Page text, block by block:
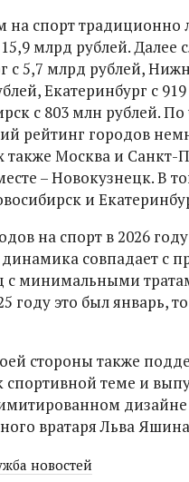
на спорт традиционно
млрд рублей. Далее
с 5,7 млрд рублей,
Екатеринбург с
с 803 млн рублей. По
рейтинг городов
также Москва и Санкт-
– Новокузнецк. В
и
на спорт в 2026
динамика совпадает с
с минимальными
году это был январь,
стороны также
спортивной теме и
вратаря Льва
новостей